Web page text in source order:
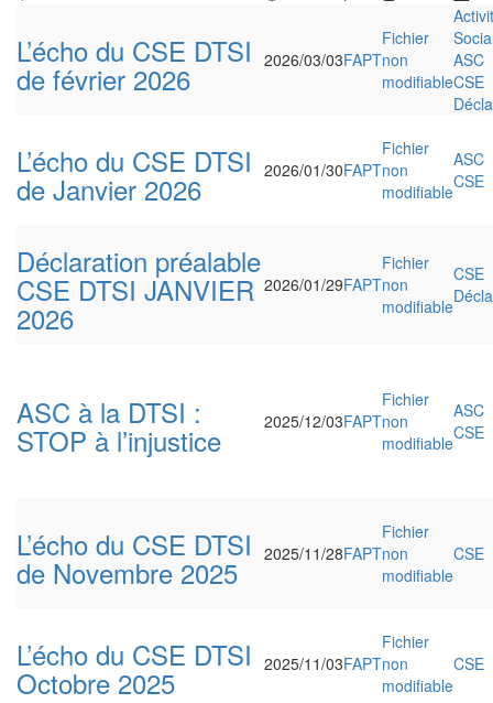
L’écho du CSE DTSI
de février 2026 2026/03/03FAPT
Fichier
non
modifiable
ASC
CSE
L’écho du CSE DTSI
de Janvier 2026 2026/01/30FAPT
Fichier
non
modifiable
ASC
CSE
Déclaration préalable
CSE DTSI JANVIER
2026
2026/01/29FAPT
Fichier
non
modifiable
CSE
ASC à la DTSI :
STOP à l’injustice 2025/12/03FAPT
Fichier
non
modifiable
ASC
CSE
L’écho du CSE DTSI
de Novembre 2025 2025/11/28FAPT
Fichier
non
modifiable
CSE
L’écho du CSE DTSI
Octobre 2025 2025/11/03FAPT
Fichier
non
modifiable
CSE